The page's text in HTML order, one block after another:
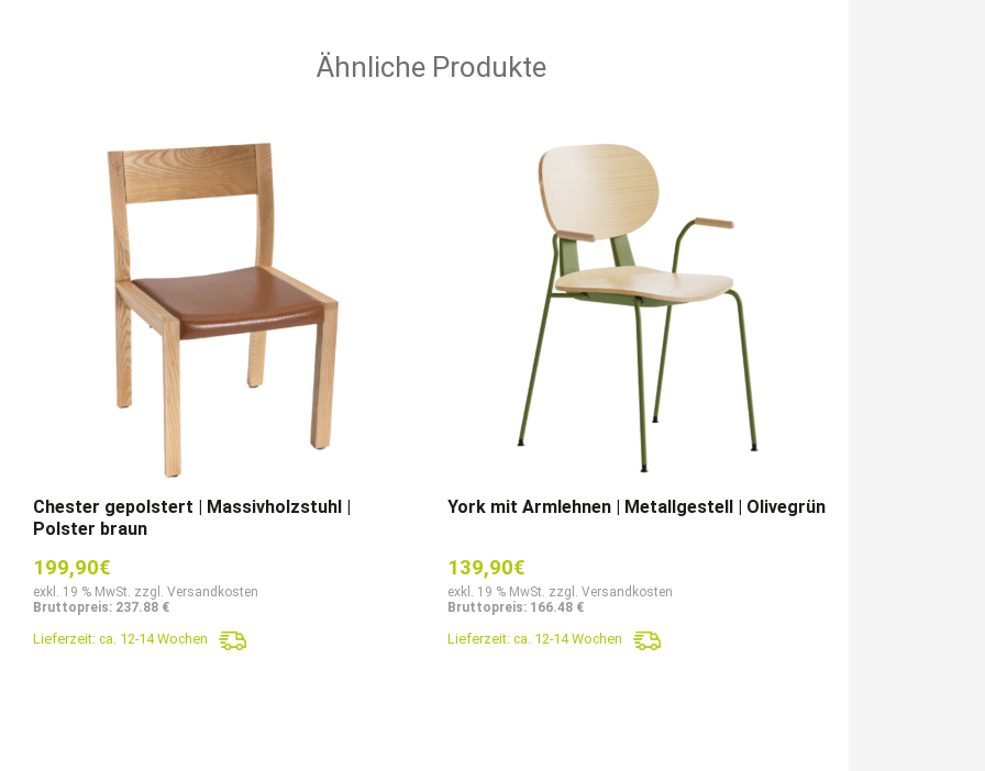
Ähnliche Produkte
Chester gepolstert | Massivholzstuhl |
Polster braun
199,90€
exkl. 19 % MwSt. zzgl. Versandkosten
Bruttopreis: 237.88 €
Lieferzeit: ca. 12-14 Wochen
York mit Armlehnen | Metallgestell | Olivegrün
139,90€
exkl. 19 % MwSt. zzgl. Versandkosten
Bruttopreis: 166.48 €
Lieferzeit: ca. 12-14 Wochen